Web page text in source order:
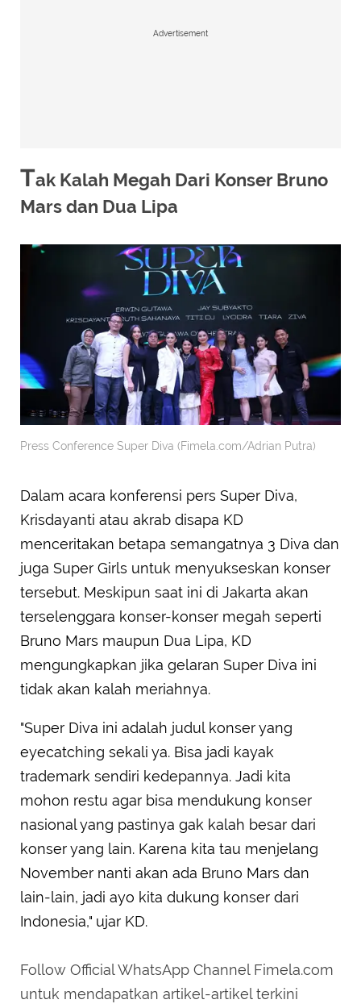
Advertisement
Tak Kalah Megah Dari Konser Bruno
Mars dan Dua Lipa
Press Conference Super Diva (Fimela.com/Adrian Putra)
Dalam acara konferensi pers Super Diva,
Krisdayanti atau akrab disapa KD
menceritakan betapa semangatnya 3 Diva dan
juga Super Girls untuk menyukseskan konser
tersebut. Meskipun saat ini di Jakarta akan
terselenggara konser-konser megah seperti
Bruno Mars maupun Dua Lipa, KD
mengungkapkan jika gelaran Super Diva ini
tidak akan kalah meriahnya.
"Super Diva ini adalah judul konser yang
eyecatching sekali ya. Bisa jadi kayak
trademark sendiri kedepannya. Jadi kita
mohon restu agar bisa mendukung konser
nasional yang pastinya gak kalah besar dari
konser yang lain. Karena kita tau menjelang
November nanti akan ada Bruno Mars dan
lain-lain, jadi ayo kita dukung konser dari
Indonesia," ujar KD.
Follow Official WhatsApp Channel Fimela.com
untuk mendapatkan artikel-artikel terkini